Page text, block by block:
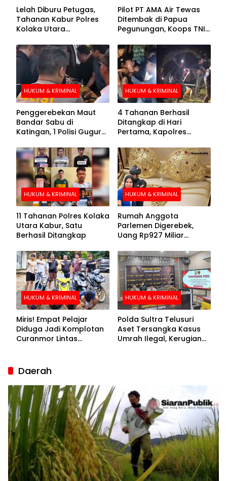
Lelah Diburu Petugas,
Tahanan Kabur Polres
Kolaka Utara
Pilot PT AMA Air Tewas
Ditembak di Papua
Pegunungan, Koops TNI
Evakuasi Jenazah
Korban
HUKUM & KRIMINAL
Penggerebekan Maut
Bandar Sabu di
Katingan, 1 Polisi Gugur
HUKUM & KRIMINAL
4 Tahanan Berhasil
Ditangkap di Hari
Pertama, Kapolres
Buronan Segera
Menyerahkan Diri
HUKUM & KRIMINAL
11 Tahanan Polres Kolaka
Utara Kabur, Satu
Berhasil Ditangkap
HUKUM & KRIMINAL
Rumah Anggota
Parlemen Digerebek,
Uang Rp927 Miliar
HUKUM & KRIMINAL
Miris! Empat Pelajar
Diduga Jadi Komplotan
Curanmor Lintas
HUKUM & KRIMINAL
Polda Sultra Telusuri
Aset Tersangka Kasus
Umrah Ilegal, Kerugian
Daerah